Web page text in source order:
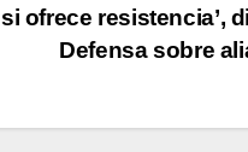
si ofrece resistencia’,
Defensa sobre